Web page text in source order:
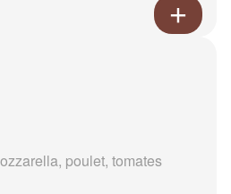
poulet, tomates